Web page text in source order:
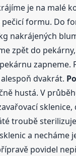
je na malé
formu. Do
nakrájených
zpět do
zapneme.
dvakrát.
hustá. V
sklenice,
troubě
a necháme
povidel